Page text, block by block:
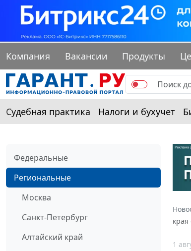
Компания Вакансии Продукты
Судебная практика Налоги и бухучет
Федеральные
Региональные
Москва
Санкт-Петербург
Алтайский край
1